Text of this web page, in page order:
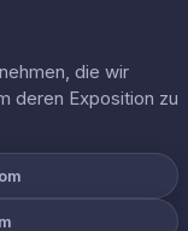
die wir
deren Exposition zu